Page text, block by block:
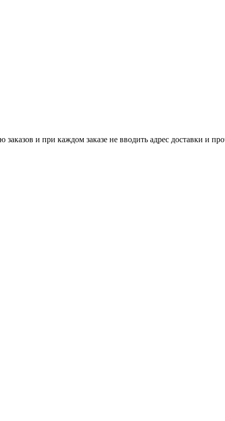
и при каждом заказе не вводить адрес доставки и